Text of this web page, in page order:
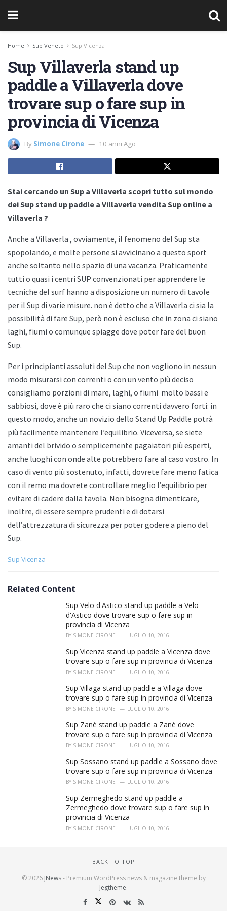
Home Sup Veneto Sup Vicenza
Sup Villaverla stand up
paddle a Villaverla dove
trovare sup o fare sup in
provincia di Vicenza
By Simone Cirone 10 anni Ago
Stai cercando un Sup a Villaverla scopri tutto sul mondo
dei Sup stand up paddle a Villaverla vendita Sup online a
Villaverla ?
Anche a Villaverla , ovviamente, il fenomeno del Sup sta
spopolando, e molte persone si avvicinano a questo sport
anche soltanto nello spazio di una vacanza. Praticamente
tutti o quasi i centri SUP convenzionati per apprendere le
tecniche del surf hanno a disposizione un numero di tavole
per il Sup di varie misure. non è detto che a Villaverla ci sia la
possibilità di fare Sup, però non è escluso che in zona ci siano
laghi, fiumi o comunque spiagge dove poter fare del buon
Sup.
Per i principianti assoluti del Sup che non vogliono in nessun
modo misurarsi con correnti o con un vento più deciso
consigliamo porzioni di mare, laghi, o fiumi molto bassi e
sabbiosi, dove è più raro che ci siano correnti davvero forti: in
questo modo, anche un novizio dello Stand Up Paddle potrà
più facilmente mantenere l’equilibrio. Viceversa, se siete
amanti del brivido o semplicemente pagaiatori più esperti,
anche luoghi con onde alte potrebbero fare al caso vostro. In
caso di vento più sostenuto, infatti, dovrete fare meno fatica
con il remo ma dovrete controllare meglio l’equilibrio per
evitare di cadere dalla tavola. Non bisogna dimenticare,
inoltre, di essere sempre prudenti e di dotarsi
dell’attrezzatura di sicurezza per poter godere a pieno del
Sup.
C
e
Sup Vicenza
Related Content
Sup Velo d'Astico stand up paddle a Velo
d'Astico dove trovare sup o fare sup in
provincia di Vicenza
BY SIMONE CIRONE LUGLIO 10, 2016
Sup Vicenza stand up paddle a Vicenza dove
trovare sup o fare sup in provincia di Vicenza
BY SIMONE CIRONE LUGLIO 10, 2016
Sup Villaga stand up paddle a Villaga dove
trovare sup o fare sup in provincia di Vicenza
BY SIMONE CIRONE LUGLIO 10, 2016
Sup Zanè stand up paddle a Zanè dove
trovare sup o fare sup in provincia di Vicenza
BY SIMONE CIRONE LUGLIO 10, 2016
Sup Sossano stand up paddle a Sossano dove
trovare sup o fare sup in provincia di Vicenza
BY SIMONE CIRONE LUGLIO 10, 2016
Sup Zermeghedo stand up paddle a
Zermeghedo dove trovare sup o fare sup in
provincia di Vicenza
BY SIMONE CIRONE LUGLIO 10, 2016
BACK TO TOP
© 2026 JNews- Premium WordPress news & magazine theme by
Jegtheme.